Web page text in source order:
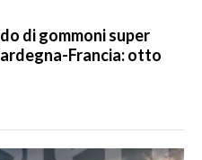
di gommoni super
Francia: otto